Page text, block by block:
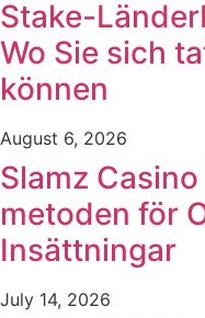
Stake-
Wo Sie sich
können
August 6, 2026
Slamz
metoden för
Insättningar
July 14, 2026